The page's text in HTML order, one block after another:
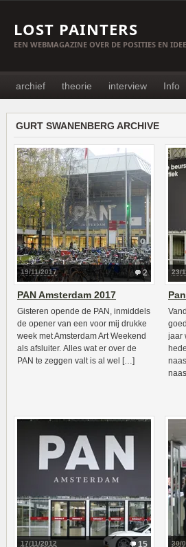
LOST PAINTERS
EEN WEBMAGAZINE OVER DE POSITIES EN
archief theorie interview Info
GURT SWANENBERG ARCHIVE
2
19/11/2017
PAN Amsterdam 2017
Gisteren opende de PAN, inmiddels
de opener van een voor mij drukke
week met Amsterdam Art Weekend
als afsluiter. Alles wat er over de
PAN te zeggen valt is al wel […]
23/
jaar
15
17/11/2012 30/